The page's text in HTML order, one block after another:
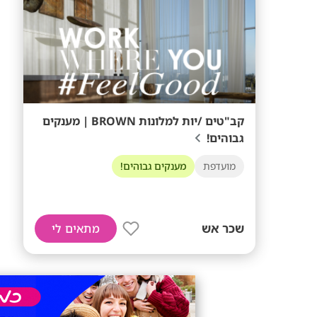
קב"טים /יות למלונות BROWN | מענקים
גבוהים!
מועדפת מענקים גבוהים!
שכר אש מתאים לי